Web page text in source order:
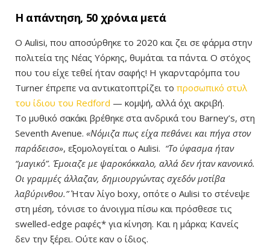
Η απάντηση, 50 χρόνια μετά
Ο Aulisi, που αποσύρθηκε το 2020 και ζει σε φάρμα στην
πολιτεία της Νέας Υόρκης, θυμάται τα πάντα. Ο στόχος
που του είχε τεθεί ήταν σαφής! Η γκαρνταρόμπα του
Turner έπρεπε να αντικατοπτρίζει το προσωπικό στυλ
του ίδιου του Redford — κομψή, αλλά όχι ακριβή.
Το μυθικό σακάκι βρέθηκε στα ανδρικά του Barney’s, στη
Seventh Avenue. «Νόμιζα πως είχα πεθάνει και πήγα στον
παράδεισο», εξομολογείται ο Aulisi. “Το ύφασμα ήταν
“μαγικό”. Έμοιαζε με ψαροκόκκαλο, αλλά δεν ήταν κανονικό.
Οι γραμμές άλλαζαν, δημιουργώντας σχεδόν μοτίβα
λαβύρινθου.”Ήταν λίγο boxy, οπότε ο Aulisi το στένεψε
στη μέση, τόνισε το άνοιγμα πίσω και πρόσθεσε τις
swelled-edge ραφές* για κίνηση. Και η μάρκα; Κανείς
δεν την ξέρει. Ούτε καν ο ίδιος.